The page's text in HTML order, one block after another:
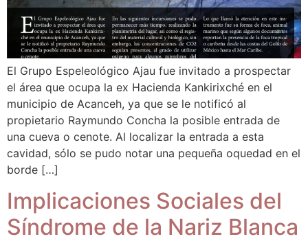
El Grupo Espeleológico Ajau fue invitado a prospectar
el área que ocupa la ex Hacienda Kankirixché en el
municipio de Acanceh, ya que se le notificó al
propietario Raymundo Concha la posible entrada de
una cueva o cenote. Al localizar la entrada a esta
cavidad, sólo se pudo notar una pequeña oquedad en el
borde […]
Implicaciones Sociales del
Síndrome de la Nariz Blanca